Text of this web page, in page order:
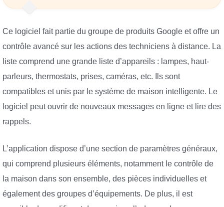
Ce logiciel fait partie du groupe de produits Google et offre un
contrôle avancé sur les actions des techniciens à distance. La
liste comprend une grande liste d’appareils : lampes, haut-
parleurs, thermostats, prises, caméras, etc. Ils sont
compatibles et unis par le système de maison intelligente. Le
logiciel peut ouvrir de nouveaux messages en ligne et lire des
rappels.
L’application dispose d’une section de paramètres généraux,
qui comprend plusieurs éléments, notamment le contrôle de
la maison dans son ensemble, des pièces individuelles et
également des groupes d’équipements. De plus, il est